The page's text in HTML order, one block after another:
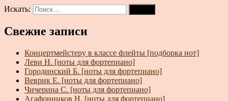
Искать:
Свежие записи
Концертмейстеру в классе флейты [подборка нот]
Леви Н. [ноты для фортепиано]
Городинский Б. [ноты для фортепиано]
Веврик Е. [ноты для фортепиано]
Чичерина С. [ноты для фортепиано]
Агафонников Н. [ноты для фортепиано]